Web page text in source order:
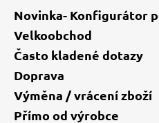
Novinka- Konfigurátor
Velkoobchod
Často kladené dotazy
Doprava
Výměna / vrácení zboží
Přímo od výrobce